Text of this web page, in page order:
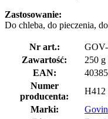
Zastosowanie:
Do chleba, do pieczenia,
Nr art.:
Zawartość:
250 g
EAN:
Numer
producenta:
H412
Marki: